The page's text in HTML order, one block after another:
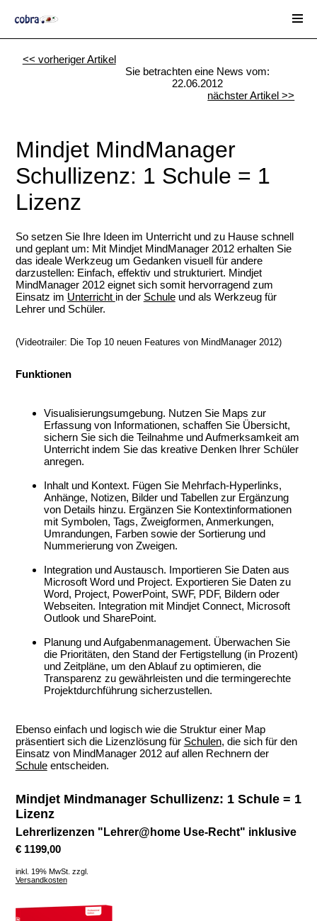
<< vorheriger Artikel
Sie betrachten eine News vom:
22.06.2012
nächster Artikel >>
Mindjet MindManager
Schullizenz: 1 Schule = 1
Lizenz
So setzen Sie Ihre Ideen im Unterricht und zu Hause schnell
und geplant um: Mit Mindjet MindManager 2012 erhalten Sie
das ideale Werkzeug um Gedanken visuell für andere
darzustellen: Einfach, effektiv und strukturiert. Mindjet
MindManager 2012 eignet sich somit hervorragend zum
Einsatz im Unterricht in der Schuleund als Werkzeug für
Lehrer und Schüler.
(Videotrailer: Die Top 10 neuen Features von MindManager 2012)
Funktionen
Visualisierungsumgebung. Nutzen Sie Maps zur
Erfassung von Informationen, schaffen Sie Übersicht,
sichern Sie sich die Teilnahme und Aufmerksamkeit am
Unterricht indem Sie das kreative Denken Ihrer Schüler
anregen.
Inhalt und Kontext. Fügen Sie Mehrfach-Hyperlinks,
Anhänge, Notizen, Bilder und Tabellen zur Ergänzung
von Details hinzu. Ergänzen Sie Kontextinformationen
mit Symbolen, Tags, Zweigformen, Anmerkungen,
Umrandungen, Farben sowie der Sortierung und
Nummerierung von Zweigen.
Integration und Austausch. Importieren Sie Daten aus
Microsoft Word und Project. Exportieren Sie Daten zu
Word, Project, PowerPoint, SWF, PDF, Bildern oder
Webseiten. Integration mit Mindjet Connect, Microsoft
Outlook und SharePoint.
Planung und Aufgabenmanagement. Überwachen Sie
die Prioritäten, den Stand der Fertigstellung (in Prozent)
und Zeitpläne, um den Ablauf zu optimieren, die
Transparenz zu gewährleisten und die termingerechte
Projektdurchführung sicherzustellen.
Ebenso einfach und logisch wie die Struktur einer Map
präsentiert sich die Lizenzlösung für Schulen, die sich für den
Einsatz von MindManager 2012 auf allen Rechnern der
Schuleentscheiden.
Mindjet Mindmanager Schullizenz: 1 Schule = 1
Lizenz
Lehrerlizenzen "Lehrer@home Use-Recht" inklusive
€ 1199,00
inkl. 19% MwSt. zzgl.
Versandkosten